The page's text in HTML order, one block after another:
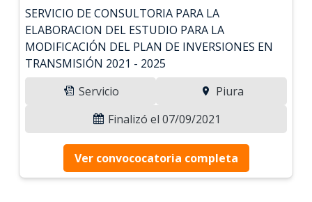
SERVICIO DE CONSULTORIA PARA LA
ELABORACION DEL ESTUDIO PARA LA
MODIFICACIÓN DEL PLAN DE INVERSIONES EN
TRANSMISIÓN 2021 - 2025
Servicio
Piura
Finalizó el 07/09/2021
Ver convococatoria completa